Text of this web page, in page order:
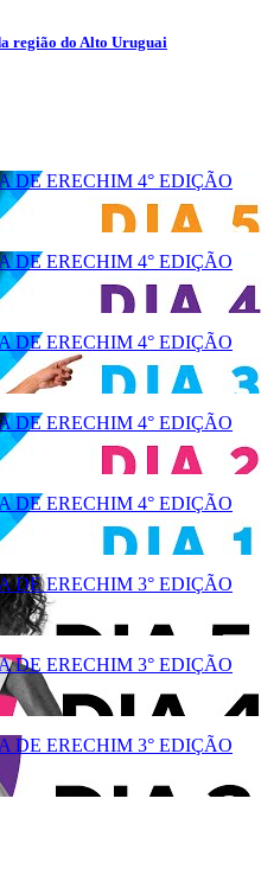
região do Alto Uruguai
DE ERECHIM 4° EDIÇÃO
DE ERECHIM 4° EDIÇÃO
DE ERECHIM 4° EDIÇÃO
DE ERECHIM 4° EDIÇÃO
DE ERECHIM 4° EDIÇÃO
DE ERECHIM 3° EDIÇÃO
DE ERECHIM 3° EDIÇÃO
DE ERECHIM 3° EDIÇÃO